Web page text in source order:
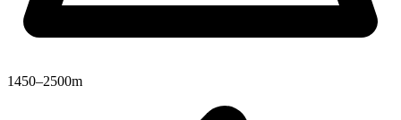
1450–2500m